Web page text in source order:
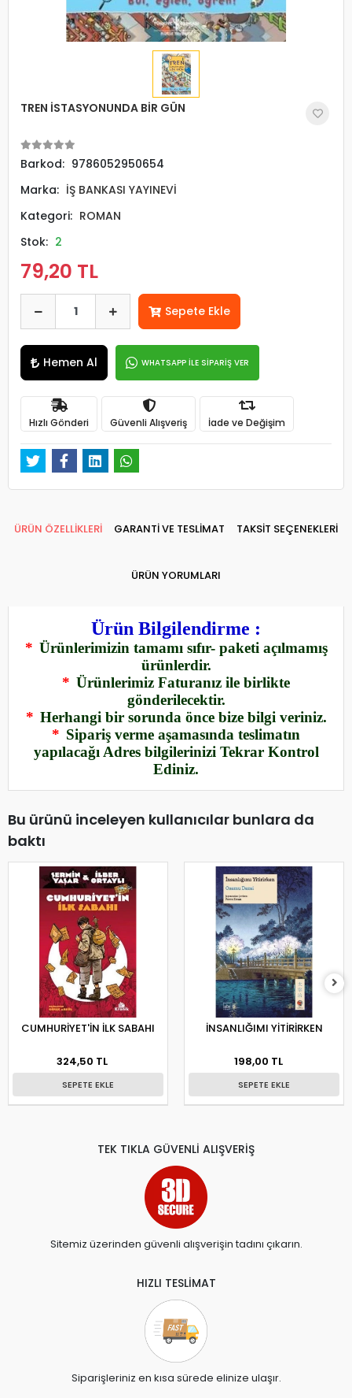
TREN İSTASYONUNDA BİR GÜN
Barkod: 9786052950654
Marka: İŞ BANKASI YAYINEVİ
Kategori: ROMAN
Stok: 2
79,20 TL
Sepete Ekle
Hemen Al WHATSAPP İLE SİPARİŞ VER
Hızlı Gönderi Güvenli Alışveriş İade ve Değişim
ÜRÜN ÖZELLİKLERİ GARANTİ VE TESLİMAT TAKSİT SEÇENEKLERİ
ÜRÜN YORUMLARI
Ürün Bilgilendirme :
* Ürünlerimizin tamamı sıfır- paketi açılmamış
ürünlerdir.
* Ürünlerimiz Faturanız ile birlikte
gönderilecektir.
* Herhangi bir sorunda önce bize bilgi veriniz.
* Sipariş verme aşamasında teslimatın
yapılacağı Adres bilgilerinizi Tekrar Kontrol
Ediniz.
Bu ürünü inceleyen kullanıcılar bunlara da
baktı
CUMHURİYET'İN İLK SABAHI
324,50 TL
SEPETE EKLE
İNSANLIĞIMI YİTİRİRKEN
198,00 TL
SEPETE EKLE
TEK TIKLA GÜVENLİ ALIŞVERİŞ
Sitemiz üzerinden güvenli alışverişin tadını çıkarın.
HIZLI TESLİMAT
Siparişleriniz en kısa sürede elinize ulaşır.